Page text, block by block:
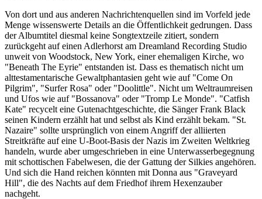
Von dort und aus anderen Nachrichtenquellen sind im Vorfeld jede
Menge wissenswerte Details an die Öffentlichkeit gedrungen. Dass
der Albumtitel diesmal keine Songtextzeile zitiert, sondern
zurückgeht auf einen Adlerhorst am Dreamland Recording Studio
unweit von Woodstock, New York, einer ehemaligen Kirche, wo
"Beneath The Eyrie" entstanden ist. Dass es thematisch nicht um
alttestamentarische Gewaltphantasien geht wie auf "Come On
Pilgrim", "Surfer Rosa" oder "Doolittle". Nicht um Weltraumreisen
und Ufos wie auf "Bossanova" oder "Tromp Le Monde". "Catfish
Kate" recycelt eine Gutenachtgeschichte, die Sänger Frank Black
seinen Kindern erzählt hat und selbst als Kind erzählt bekam. "St.
Nazaire" sollte ursprünglich von einem Angriff der alliierten
Streitkräfte auf eine U-Boot-Basis der Nazis im Zweiten Weltkrieg
handeln, wurde aber umgeschrieben in eine Unterwasserbegegnung
mit schottischen Fabelwesen, die der Gattung der Silkies angehören.
Und sich die Hand reichen könnten mit Donna aus "Graveyard
Hill", die des Nachts auf dem Friedhof ihrem Hexenzauber
nachgeht.